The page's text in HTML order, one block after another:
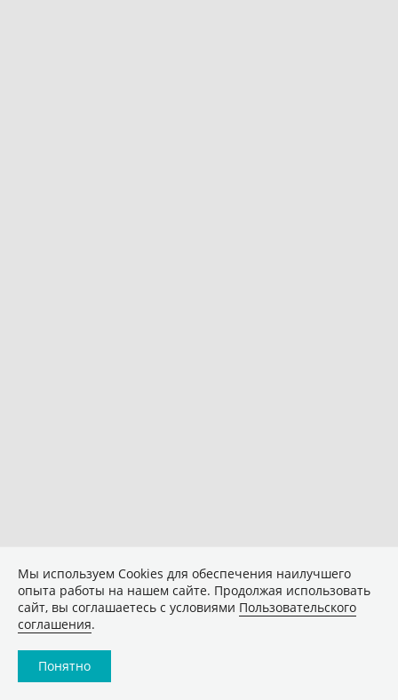
Мы используем Сookies для обеспечения наилучшего
опыта работы на нашем сайте. Продолжая использовать
сайт, вы соглашаетесь с условиями Пользовательского
соглашения.
Понятно